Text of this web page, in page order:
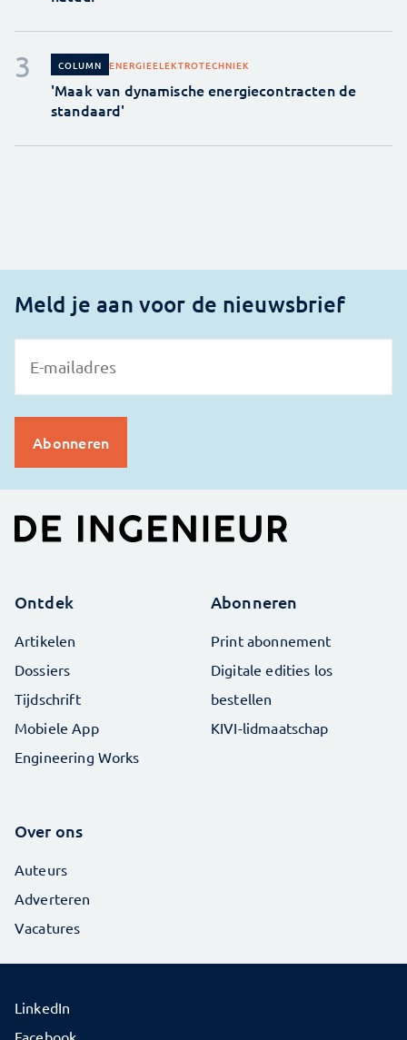
COLUMN ENERGIEELEKTROTECHNIEK
'Maak van dynamische energiecontracten de
standaard'
Meld je aan voor de nieuwsbrief
Ontdek
Artikelen
Dossiers
Tijdschrift
Mobiele App
Engineering Works
Abonneren
Print abonnement
Digitale edities los
bestellen
KIVI-lidmaatschap
Over ons
Auteurs
Adverteren
Vacatures
LinkedIn